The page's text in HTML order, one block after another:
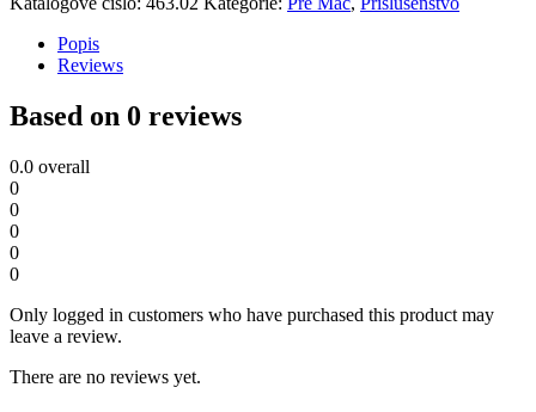
Popis
Reviews
Based on 0 reviews
0.0 overall
0
0
0
0
0
Only logged in customers who have purchased this product may
leave a review.
There are no reviews yet.